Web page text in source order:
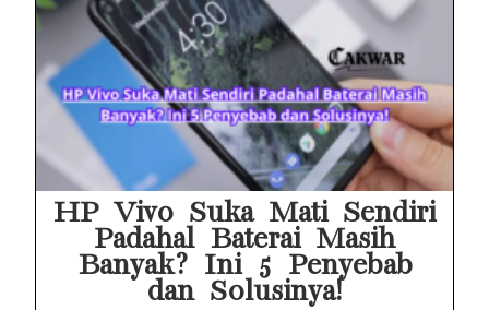
HP Vivo Suka Mati Sendiri
Padahal Baterai Masih
Banyak? Ini 5 Penyebab
dan Solusinya!